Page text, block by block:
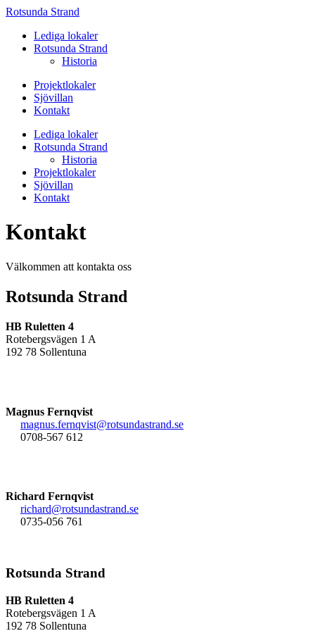
Rotsunda Strand
Lediga lokaler
Rotsunda Strand
Historia
Projektlokaler
Sjövillan
Kontakt
Lediga lokaler
Rotsunda Strand
Historia
Projektlokaler
Sjövillan
Kontakt
Kontakt
Välkommen att kontakta oss
Rotsunda Strand
HB Ruletten 4
Rotebergsvägen 1 A
192 78 Sollentuna
Magnus Fernqvist
magnus.fernqvist@rotsundastrand.se
0708-567 612
Richard Fernqvist
richard@rotsundastrand.se
0735-056 761
Rotsunda Strand
HB Ruletten 4
Rotebergsvägen 1 A
192 78 Sollentuna